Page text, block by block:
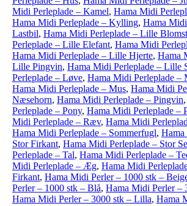
Midi Perleplade – Kamel, Hama Midi
Hama Midi Perleplade – Kylling, Hama
Lastbil, Hama Midi Perleplade – Lille Blomst
Perleplade – Lille Elefant, Hama Midi
Hama Midi Perleplade – Lille Hjerte, Hama
Lille Pingvin, Hama Midi Perleplade – Lille
Perleplade – Løve, Hama Midi Perleplade –
Hama Midi Perleplade – Mus, Hama Midi
Næsehorn, Hama Midi Perleplade – Pingvin,
Perleplade – Pony, Hama Midi Perleplade –
Midi Perleplade – Ræv, Hama Midi
Hama Midi Perleplade – Sommerfugl, Hama
Stor Firkant, Hama Midi Perleplade – Stor
Perleplade – Tal, Hama Midi Perleplade –
Midi Perleplade – Æg, Hama Midi
Firkant, Hama Midi Perler – 1000 stk –
Perler – 1000 stk – Blå, Hama Midi Perler –
Hama Midi Perler – 3000 stk – Lilla, Hama